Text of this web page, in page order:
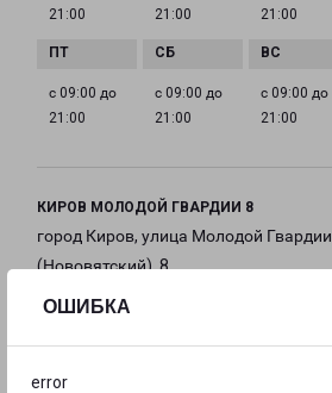
ОШИБКА
error
21:00
21:00
21:00
с 09:00 до
21:00
с 09:00 до
21:00
с 09:00 до
21:00
КИРОВ МОЛОДОЙ ГВАРДИИ 8
город Киров, улица Молодой Гвардии
(Нововятский), 8
на карте